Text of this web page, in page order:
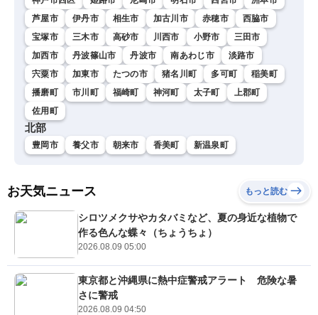
芦屋市
伊丹市 相生市 加古川市 赤穂市
西脇市
宝塚市
三木市 高砂市 川西市 小野市
三田市
加西市
丹波篠山市 丹波市 南あわじ市
淡路市
宍粟市
加東市 たつの市 猪名川町 多可町
稲美町
播磨町
市川町 福崎町 神河町 太子町
上郡町
佐用町
北部
豊岡市 養父市 朝来市 香美町 新温泉町
お天気ニュース もっと読む
シロツメクサやカタバミなど、夏の身近な植物で
作る色んな蝶々（ちょうちょ）
2026.08.09 05:00
東京都と沖縄県に熱中症警戒アラート 危険な暑
さに警戒
2026.08.09 04:50